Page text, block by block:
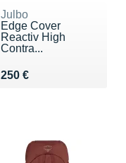
Julbo
Edge Cover
Reactiv High
Contra...
250 €
Vendu 250 €